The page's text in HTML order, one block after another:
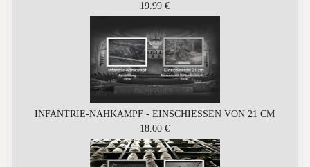
19.99 €
INFANTRIE-NAHKAMPF - EINSCHIESSEN VON 21 CM
18.00 €